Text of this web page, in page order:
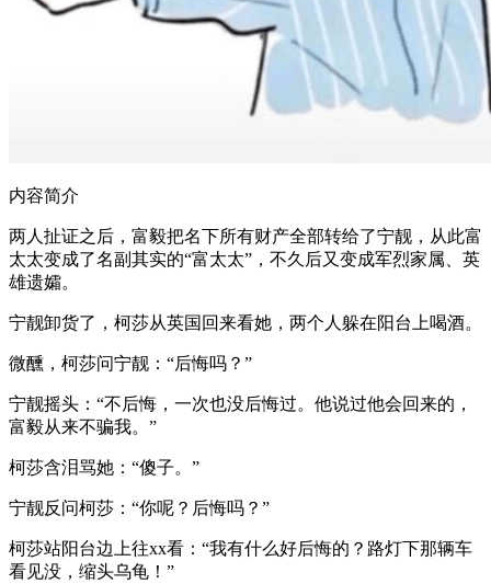
内容简介
两人扯证之后，富毅把名下所有财产全部转给了宁靓，从此富
太太变成了名副其实的“富太太”，不久后又变成军烈家属、英
雄遗孀。
宁靓卸货了，柯莎从英国回来看她，两个人躲在阳台上喝酒。
微醺，柯莎问宁靓：“后悔吗？”
宁靓摇头：“不后悔，一次也没后悔过。他说过他会回来的，
富毅从来不骗我。”
柯莎含泪骂她：“傻子。”
宁靓反问柯莎：“你呢？后悔吗？”
柯莎站阳台边上往xx看：“我有什么好后悔的？路灯下那辆车
看见没，缩头乌龟！”